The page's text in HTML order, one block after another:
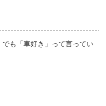
でも「車好き」って言ってい